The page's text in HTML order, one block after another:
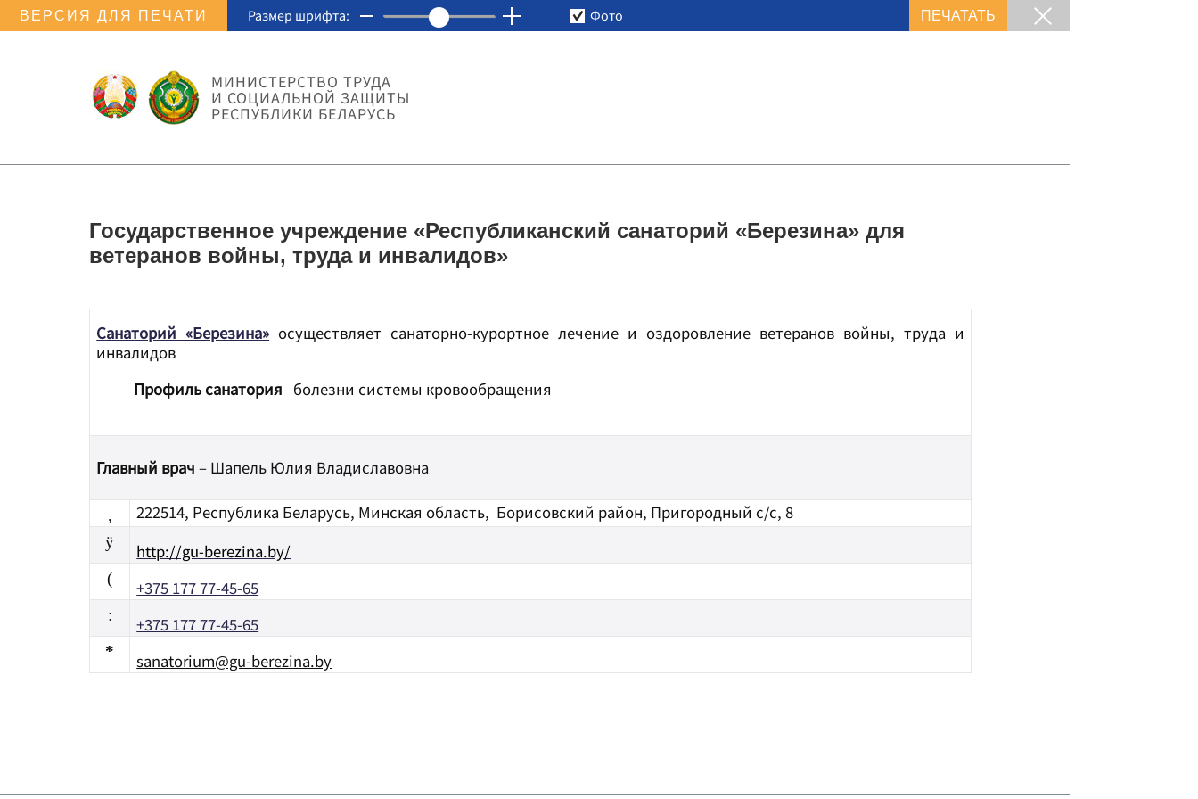
ВЕРСИЯ ДЛЯ ПЕЧАТИ Размер шрифта: Фото ПЕЧАТАТЬ
МИНИСТЕРСТВО ТРУДА
И СОЦИАЛЬНОЙ ЗАЩИТЫ
РЕСПУБЛИКИ БЕЛАРУСЬ
Государственное учреждение «Республиканский санаторий «Березина» для
ветеранов войны, труда и инвалидов»
Санаторий «Березина» осуществляет санаторно-курортное лечение и оздоровление ветеранов войны, труда и
инвалидов
Профиль санатория болезни системы кровообращения
Главный врач – Шапель Юлия Владиславовна
, 222514, Республика Беларусь, Минская область, Борисовский район, Пригородный с/с, 8
ÿ http://gu-berezina.by/
( +375 177 77-45-65
: +375 177 77-45-65
* sanatorium@gu-berezina.by